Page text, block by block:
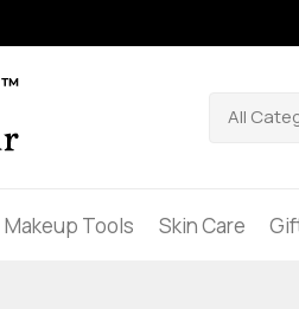
Makeup Tools Skin Care